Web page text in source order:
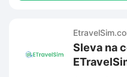
Sleva na